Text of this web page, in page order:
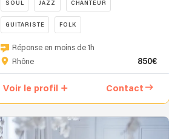
SOUL JAZZ CHANTEUR
GUITARISTE FOLK
L'artiste
qui
"Amour,
Compassion"
dans
Réponse en moins de 1h
Rhône
850€
Voir le profil Contact